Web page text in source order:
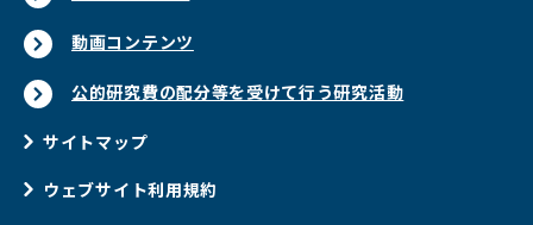
動画コンテンツ
公的研究費の配分等を受けて行う研究活動
サイトマップ
ウェブサイト利用規約